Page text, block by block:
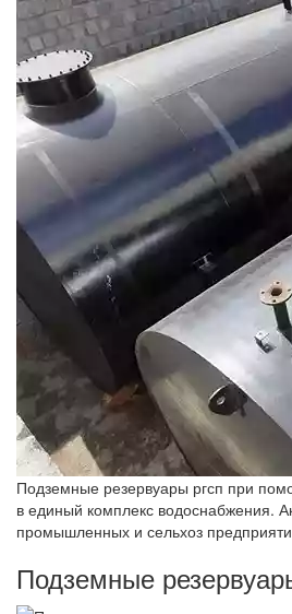
Подземные резервуары ргсп при
в единый комплекс водоснабжения.
промышленных и сельхоз
Подземные